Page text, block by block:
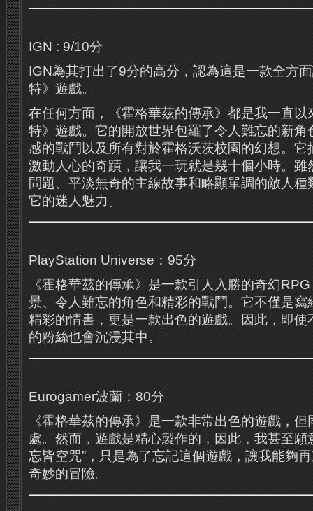
IGN : 9/10分
IGN為其打出了9分的高分，認為這是一款全方
特》遊戲。
在任何方面，《霍格華茲的傳承》都是我一直以
特》遊戲。它的開放世界包羅了令人難忘的新角
感的戰鬥以及所有對於霍格沃茨校園的幻想。
激動人心的奇蹟，讓我一玩就是幾十個小時。雖
問題、平淡無奇的主線故事和略顯單調的敵人
它的迷人魅力。
PlayStation Universe：95分
《霍格華茲的傳承》是一款引人入勝的奇幻
景、令人難忘的角色和精彩的戰鬥。它不僅是寫
精彩的情書，更是一款出色的遊戲。因此，即使
的粉絲也會沉浸其中。
Eurogamer波蘭：80分
《霍格華茲的傳承》是一款非常出色的遊戲，
處。然而，遊戲是精心製作的，因此，我甚至願
忘皆空咒”，只是為了忘記這個遊戲，讓我能夠
奇妙的冒險。